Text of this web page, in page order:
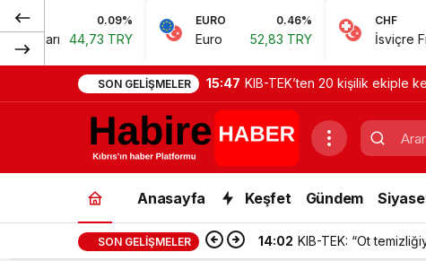
EURO 0.46%
Euro 52,83 TRY
0.62%
İsviçre Frangı 57,38 TRY
SON GELIŞMELER 15:47 KIB-TEK’ten 20 kişilik ekiple
Anasayfa Keşfet Gündem
SON GELIŞMELER 14:02 KIB-TEK: “Ot